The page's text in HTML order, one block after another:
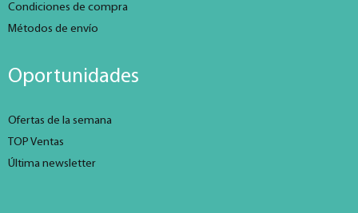
Condiciones de compra
Métodos de envío
Oportunidades
Ofertas de la semana
TOP Ventas
Última newsletter